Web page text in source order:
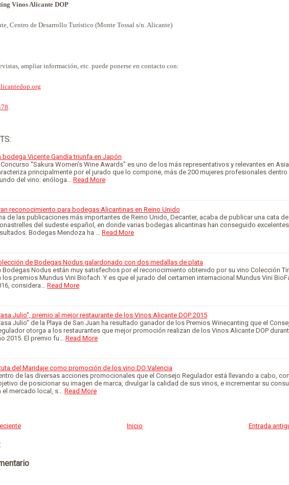
Vinos Alicante DOP
Centro de Desarrollo Turístico (Monte Tossal s/n. Alicante)
ampliar información, etc. puede ponerse en contacto con:
.
bodega Vicente Gandía triunfa en Japón
Concurso “Sakura Women’s Wine Awards” es uno de los más representativos y relevantes en
principalmente por el jurado que lo compone, más de 200 mujeres profesionales dentro
del vino: enóloga…
Read More
reconocimiento para bodegas Alicantinas en Reino Unido
de las publicaciones más importantes de Reino Unido, Decanter, acaba de publicar una cata de
del sudeste español, en donde varias bodegas alicantinas han conseguido excelentes
Bodegas Mendoza ha …
Read More
de Bodegas Nodus galardonado con dos medallas de plata
Bodegas Nodus están muy satisfechos por el reconocimiento obtenido por su vino Colección
los premios Mundus Vini Biofach. Y es que el jurado del certamen internacional Mundus Vini
considera…
Read More
Julio”, premio al mejor restaurante de los Vinos Alicante DOP 2015
Julio” de la Playa de San Juan ha resultado ganador de los Premios Winecanting que el
otorga a los restaurantes que mejor promoción realizan de los Vinos Alicante DOP
2015. El premio fu…
Read More
del Maridaje como promoción de los vino DO Valencia
de las diversas acciones promocionales que el Consejo Regulador está llevando a cabo,
de posicionar su imagen de marca, divulgar la calidad de sus vinos, e incrementar su
el mercado local, s…
Read More
Entrada
Inicio